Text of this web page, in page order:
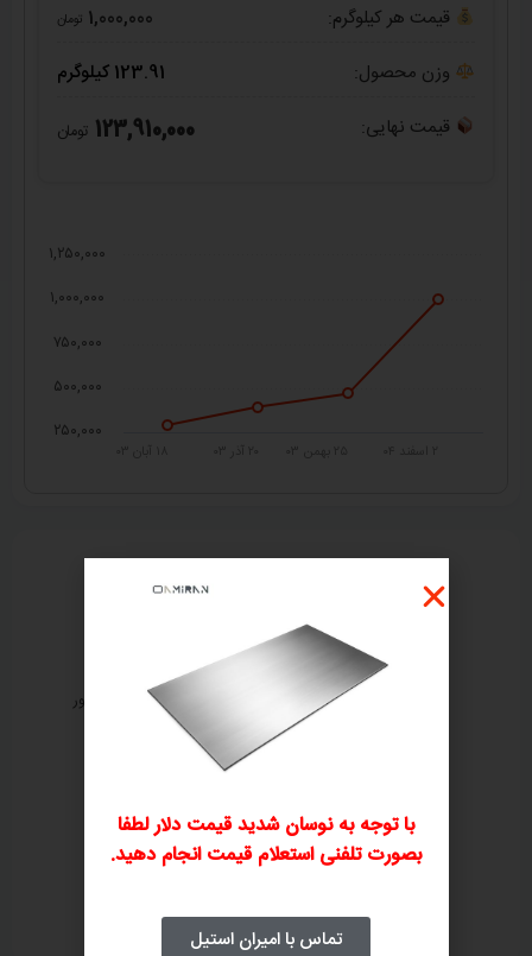
قیمت هر کیلوگرم: 1,000,000 تومان
وزن محصول:
123.91 کیلوگرم
قیمت نهایی:
123,910,000 تومان
۲۵۰,۰۰۰
۵۰۰,۰۰۰
۷۵۰,۰۰۰
۱,۰۰۰,۰۰۰
۱,۲۵۰,۰۰۰
ثبت سفارش تلفنی بررسی و صدور پیش‌فاکتور
پرداخت فاکتور ارسال و تحویل کالا
با توجه به نوسان شدید قیمت دلار لطفا
بصورت تلفنی استعلام قیمت انجام دهید.
تماس با امیران استیل